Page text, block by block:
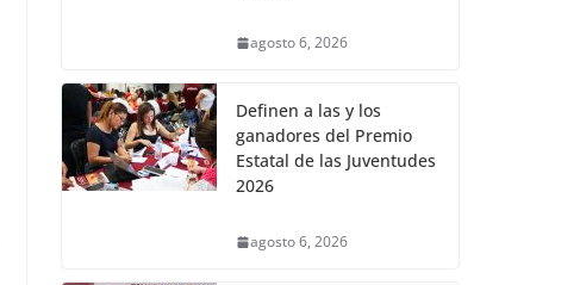
agosto 6, 2026
Definen a las y los
ganadores del Premio
Estatal de las Juventudes
2026
agosto 6, 2026